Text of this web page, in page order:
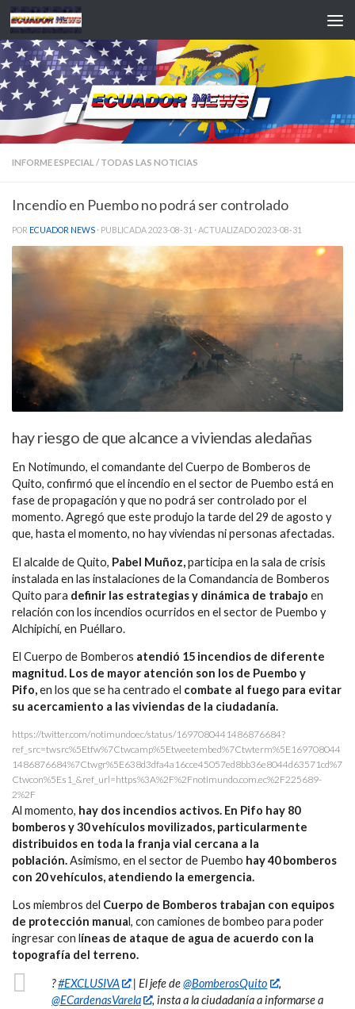
Saltar al contenido
INFORME ESPECIAL / TODAS LAS NOTICIAS
Incendio en Puembo no podrá ser controlado
POR ECUADOR NEWS · PUBLICADA2023-08-31 · ACTUALIZADO2023-08-31
hay riesgo de que alcance a viviendas aledañas
En Notimundo, el comandante del Cuerpo de Bomberos de
Quito, confirmó que el incendio en el sector de Puembo está en
fase de propagación y que no podrá ser controlado por el
momento. Agregó que este produjo la tarde del 29 de agosto y
que, hasta el momento, no hay viviendas ni personas afectadas.
El alcalde de Quito, Pabel Muñoz,participa en la sala de crisis
instalada en las instalaciones de la Comandancia de Bomberos
Quito para definir las estrategias y dinámica de trabajo en
relación con los incendios ocurridos en el sector de Puembo y
Alchipichí, en Puéllaro.
El Cuerpo de Bomberos atendió 15 incendios de diferente
magnitud. Los de mayor atención son los de Puembo y
Pifo,en los que se ha centrado el combate al fuego para evitar
su acercamiento a las viviendas de la ciudadanía.
https://twitter.com/notimundoec/status/1697080441486876684?
ref_src=twsrc%5Etfw%7Ctwcamp%5Etweetembed%7Ctwterm%5E169708044
1486876684%7Ctwgr%5E638d3dfa4a16cce45057ed8bb36e8044d63571cd%7
Ctwcon%5Es1_&ref_url=https%3A%2F%2Fnotimundo.com.ec%2F225689-
2%2F
Al momento, hay dos incendios activos. En Pifo hay 80
bomberos y 30 vehículos movilizados, particularmente
distribuidos en toda la franja vial cercana a la
población.Asimismo, en el sector de Puembo hay 40 bomberos
con 20 vehículos, atendiendo la emergencia.
Los miembros del Cuerpo de Bomberos trabajan con equipos
de protección manua l, con camiones de bombeo para poder
ingresar con l íneas de ataque de agua de acuerdo con la
topografía del terreno.
?#EXCLUSIVA | El jefe de@BomberosQuito
,
@ECardenasVarela
, insta a la ciudadanía a informarse a